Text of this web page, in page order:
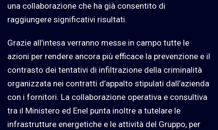
una collaborazione che ha già consentito di
raggiungere significativi risultati.
Grazie all’intesa verranno messe in campo tutte le
azioni per rendere ancora più efficace la prevenzione e il
contrasto dei tentativi di infiltrazione della criminalità
organizzata nei contratti d’appalto stipulati dall’azienda
con i fornitori. La collaborazione operativa e consultiva
tra il Ministero ed Enel punta inoltre a tutelare le
infrastrutture energetiche e le attività del Gruppo, per